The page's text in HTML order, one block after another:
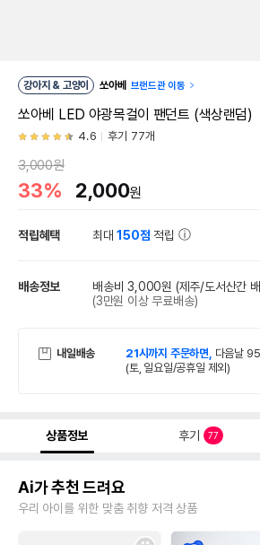
강아지 & 고양이 쏘아베 브랜드관 이동
쏘아베 LED 야광목걸이 팬던트 (색상랜덤)
4.6 후기 77개
3,000원
33% 2,000원
적립혜택 최대150점 적립
배송정보 배송비 3,000원 (제주/도서산간
(3만원 이상 무료배송)
내일배송 21시까지 주문하면, 다음날
(토, 일요일/공휴일 제외)
상품정보 후기 77
Ai가 추천 드려요
우리 아이를 위한 맞춤 취향 저격 상품